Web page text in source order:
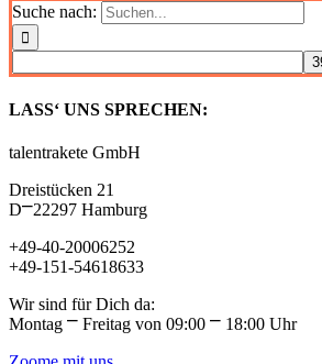
Suche nach:
LASS‘ UNS SPRECHEN:
talentrakete GmbH
Dreistücken 21
D⎻22297 Hamburg
+49-40-20006252
+49-151-54618633
Wir sind für Dich da:
Montag ⎻ Freitag von 09:00 ⎻ 18:00 Uhr